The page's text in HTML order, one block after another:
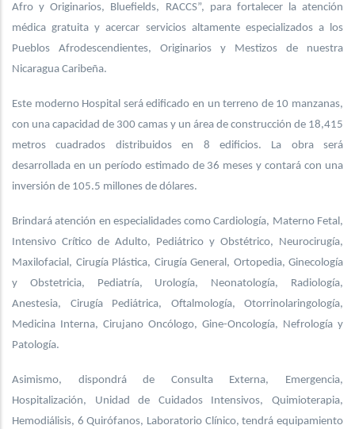
Afro y Originarios, Bluefields, RACCS”, para fortalecer la atención
médica gratuita y acercar servicios altamente especializados a los
Pueblos Afrodescendientes, Originarios y Mestizos de nuestra
Nicaragua Caribeña.
Este moderno Hospital será edificado en un terreno de 10 manzanas,
con una capacidad de 300 camas y un área de construcción de 18,415
metros cuadrados distribuidos en 8 edificios. La obra será
desarrollada en un período estimado de 36 meses y contará con una
inversión de 105.5 millones de dólares.
Brindará atención en especialidades como Cardiología, Materno Fetal,
Intensivo Crítico de Adulto, Pediátrico y Obstétrico, Neurocirugía,
Maxilofacial, Cirugía Plástica, Cirugía General, Ortopedia, Ginecología
y Obstetricia, Pediatría, Urología, Neonatología, Radiología,
Anestesia, Cirugía Pediátrica, Oftalmología, Otorrinolaringología,
Medicina Interna, Cirujano Oncólogo, Gine-Oncología, Nefrología y
Patología.
Asimismo, dispondrá de Consulta Externa, Emergencia,
Hospitalización, Unidad de Cuidados Intensivos, Quimioterapia,
Hemodiálisis, 6 Quirófanos, Laboratorio Clínico, tendrá equipamiento